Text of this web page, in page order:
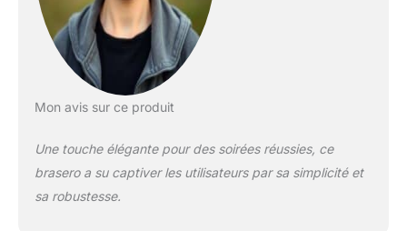
SOLIDES: Les 3 pieds
solides vous
permettent de placer
Mon avis sur ce produit
Une touche élégante pour des soirées réussies, ce
brasero a su captiver les utilisateurs par sa simplicité et
sa robustesse.